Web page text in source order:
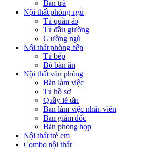
Bàn trà
Nội thất phòng ngủ
Tủ quần áo
Tủ đầu giường
Giường ngủ
Nội thất phòng bếp
Tủ bếp
Bộ bàn ăn
Nội thất văn phòng
Bàn làm việc
Tủ hồ sơ
Quầy lễ tân
Bàn làm việc nhân viên
Bàn giám đốc
Bàn phòng họp
Nội thất trẻ em
Combo nội thất